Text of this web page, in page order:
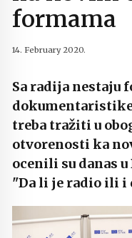
formama
14. February 2020.
Sa radija nestaju
treba tražiti u
otvorenosti ka
ocenili su danas
"Da li je radio ili i